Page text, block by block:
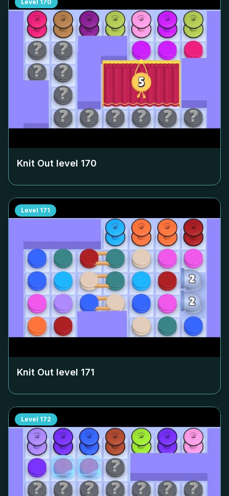
Level 170
Knit Out level 170
Level 171
Knit Out level 171
Level 172